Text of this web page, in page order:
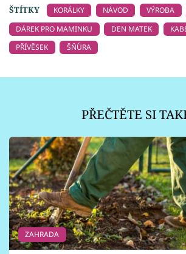
ŠTÍTKY
KORÁLKY NÁVOD VÝROBA
DÁREK PRO MAMINKU
DEN MATEK
PŘÍVĚSEK
ŠŇŮRA
PŘEČTĚTE SI
ZAHRADA